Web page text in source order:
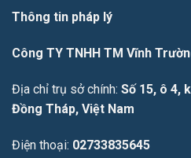
Thông tin pháp lý
Công TY TNHH TM Vĩnh
Địa chỉ trụ sở chính: Số 15, ô 4,
Đồng Tháp, Việt Nam
Điện thoại: 02733835645